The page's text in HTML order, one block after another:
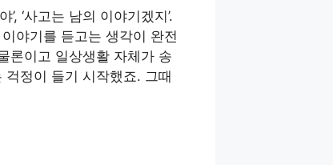
‘사고는 남의 이야기겠지’.
야기를 듣고는 생각이 완전
론이고 일상생활 자체가 송
걱정이 들기 시작했죠. 그때